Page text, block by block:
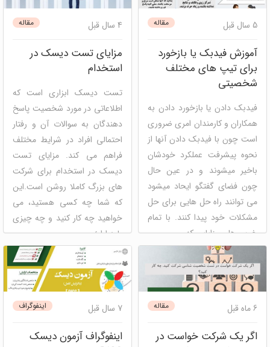
مقاله 5 سال قبل
آموزش فیدبک یا بازخورد
برای تیپ های مختلف
شخصیتی
فیدبک دادن یا بازخورد دادن به
همکاران و کارمندان امری ضروری
است چون با فیدبک دادن آنها از
نحوه پیشرفت عملکرد خودشان
باخیر میشوند و در عین حال
چون فضای گفتگو ایحاد میشود
می توانند راه حل هایی برای حل
مشکلات خود پیدا کنند. با تمام
خوبی ها و مزایایی که ...
دیسک کارگاه مهارت های نرم
مقاله 6 ماه قبل
اگر یک شرکت خواست در
مقاله 4 سال قبل
مزایای تست دیسک در
استخدام
تست دیسک ابزاری است که
اطلاعاتی در مورد شخصیت پاسخ
دهندگان به سوالات آن و رفتار
احتمالی افراد در شرایط مختلف
فراهم می کند. مزایای تست
دیسک در استخدام برای شرکت
های بزرگ کاملا روشن است.این
که شما چه کسی هستید، می
خواهید چه کار کنید و چه چیزی
باید ارائ ...
دیسک مصاحبه و استخدام
اینفوگراف 7 سال قبل
اینفوگراف آزمون دیسک